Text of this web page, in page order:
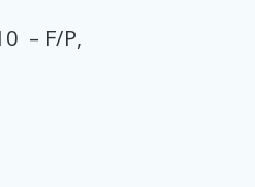
– F/P,